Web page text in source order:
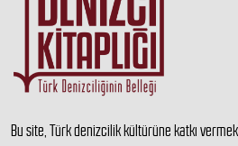
Bu site, Türk denizcilik kültürüne katkı